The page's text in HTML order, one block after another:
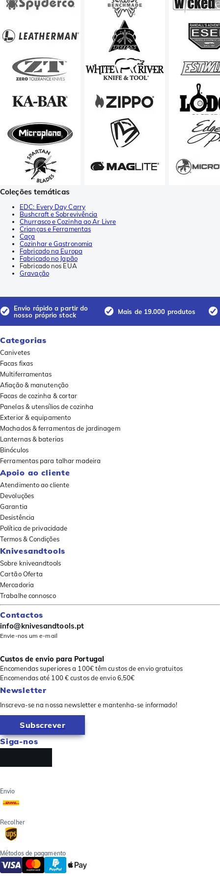
Coleções temáticas
EDC: Every Day Carry
Bushcraft e Sobrevivência
Churrasco e Cozinha ao Ar Livre
Crianças e Ferramentas
Caça
Cozinhar e Gastronomia
Fabricado na Europa
Fabricado no Japão
Fabricado nos EUA
Gravação
Envio rápido a partir do
nosso próprio stock
Mais de 19.000 produtos
Categorias
Canivetes
Facas fixas
Multiferramentas
Afiação & manutenção
Facas de cozinha & cortar
Panelas & utensílios de cozinha
Exterior & equipamento
Machados & ferramentas de jardinagem
Lanternas & baterias
Binóculos
Ferramentas para talhar madeira
Apoio ao cliente
Atendimento ao cliente
Devoluções
Garantia
Desistência
Política de privacidade
Termos & Condições
Knivesandtools
Sobre kniveandtools
Cartão Oferta
Mercadoria
Trabalhe connosco
Contactos
info@knivesandtools.pt
Envie-nos um e-mail
Custos de envio para Portugal
Encomendas superiores a 100€ têm custos de envio gratuitos
Encomendas até 100 € custos de envio 6,50€
Newsletter
Inscreva-se na nossa newsletter e mantenha-se informado!
Subscrever
Siga-nos
Envio
Recolher
Métodos de pagamento